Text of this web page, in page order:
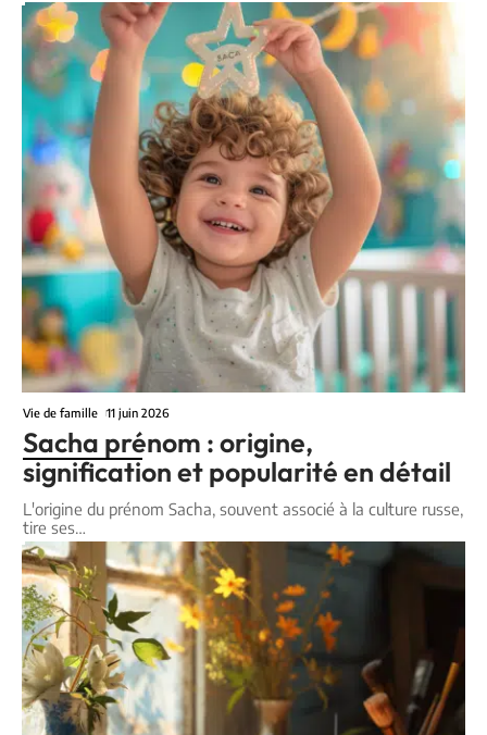
Vie de famille 11 juin 2026
Sacha prénom : origine,
signification et popularité en détail
L'origine du prénom Sacha, souvent associé à la culture russe,
tire ses…